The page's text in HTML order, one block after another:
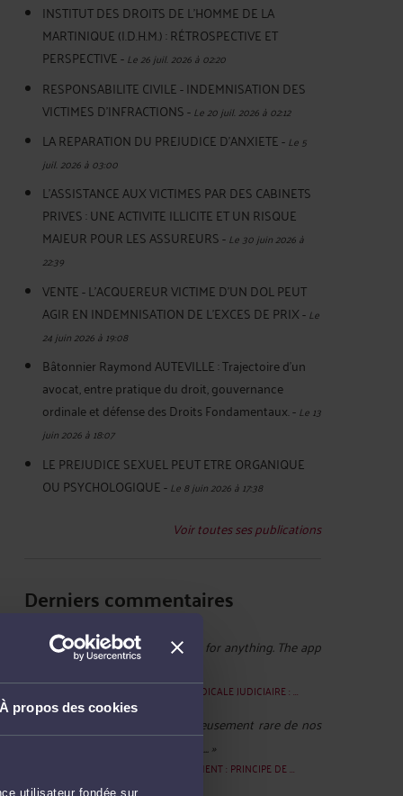
À propos des cookies
utilisateur fondée sur
INSTITUT DES DROITS DE L'HOMME DE LA
MARTINIQUE (I.D.H.M.) : RÉTROSPECTIVE ET
PERSPECTIVE-Le 26 juil. 2026 à 02:20
RESPONSABILITE CIVILE - INDEMNISATION DES
VICTIMES D'INFRACTIONS-Le 20 juil. 2026 à 02:12
LA REPARATION DU PREJUDICE D’ANXIETE-Le 5
juil. 2026 à 03:00
L'ASSISTANCE AUX VICTIMES PAR DES CABINETS
PRIVES : UNE ACTIVITE ILLICITE ET UN RISQUE
MAJEUR POUR LES ASSUREURS-Le 30 juin 2026 à
22:39
VENTE - L'ACQUEREUR VICTIME D'UN DOL PEUT
AGIR EN INDEMNISATION DE L'EXCES DE PRIX-Le
24 juin 2026 à 19:08
Bâtonnier Raymond AUTEVILLE : Trajectoire d’un
avocat, entre pratique du droit, gouvernance
ordinale et défense des Droits Fondamentaux.-Le 13
juin 2026 à 18:07
LE PREJUDICE SEXUEL PEUT ETRE ORGANIQUE
OU PSYCHOLOGIQUE-Le 8 juin 2026 à 17:38
Voir toutes ses publications
Derniers commentaires
tjdykut :« You don’t need to pay for anything. The app
EXPERTISE MEDICALE JUDICIAIRE : ...
« Il est malheureusement rare de nos
jours de tomber sur des prêteurs ... »
CAUTIONNEMENT : PRINCIPE DE ...